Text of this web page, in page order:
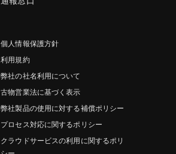
個人情報保護方針
利用規約
弊社の社名利用について
古物営業法に基づく表示
弊社製品の使用に対する補償ポリシー
プロセス対応に関するポリシー
クラウドサービスの利用に関するポリ